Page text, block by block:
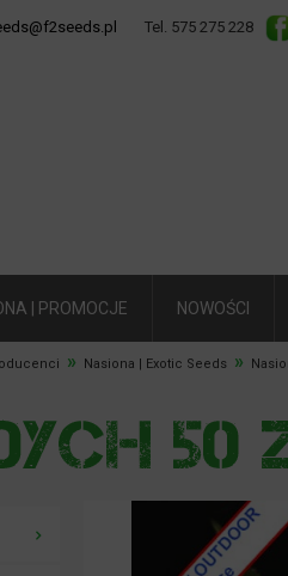
Tel. 575 275 228
| PROMOCJE NOWOŚCI
» Nasiona | Exotic Seeds »